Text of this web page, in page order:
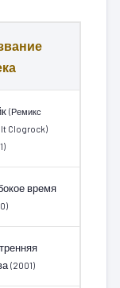
(Ремикс
Clogrock)
время
(2001)